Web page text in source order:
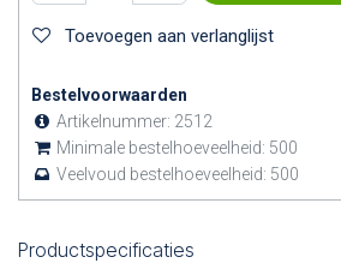
Toevoegen aan verlanglijst
Bestelvoorwaarden
Artikelnummer: 2512
Minimale bestelhoeveelheid: 500
Veelvoud bestelhoeveelheid: 500
Productspecificaties